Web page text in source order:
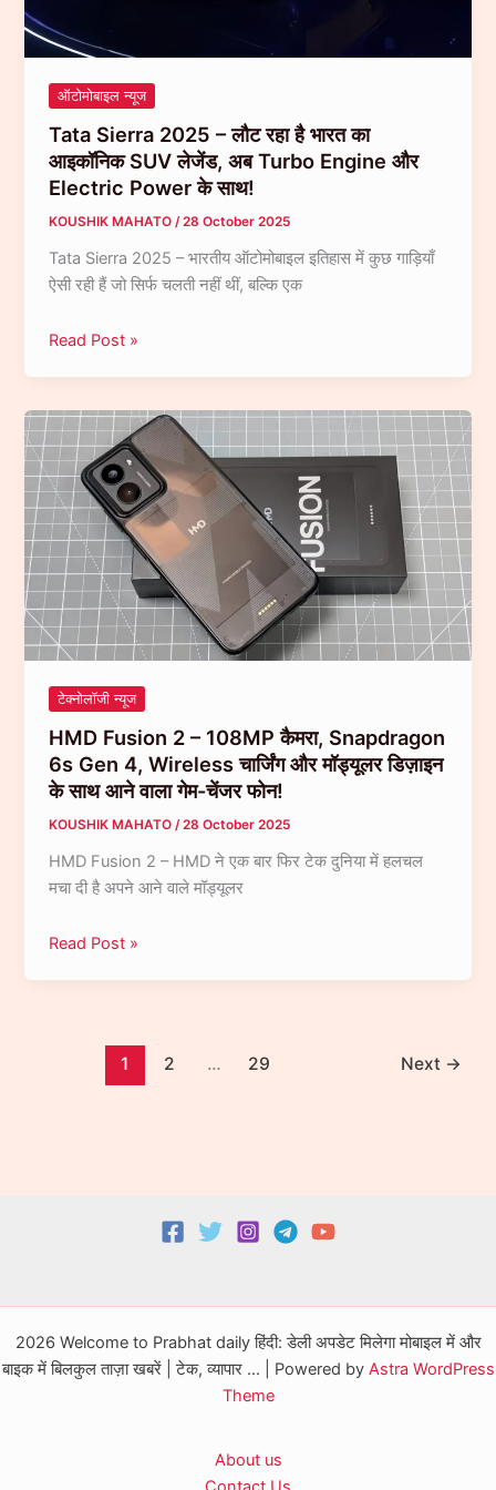
के
साथ
Entertainment
Lovers
के
लिए
बना
best…
ऑटोमोबाइल न्यूज
Tata Sierra 2025 – लौट रहा है भारत का
आइकॉनिक SUV लेजेंड, अब Turbo Engine और
Electric Power के साथ!
KOUSHIK MAHATO/28 October 2025
Tata Sierra 2025 – भारतीय ऑटोमोबाइल इतिहास में कुछ गाड़ियाँ
ऐसी रही हैं जो सिर्फ चलती नहीं थीं, बल्कि एक
Tata
–
लौट
रहा
है
भारत
का
आइकॉनिक
SUV
लेजेंड,
अब
Turbo
Engine
और
Electric
Power
के
Read Post »
टेक्नोलॉजी न्यूज
HMD Fusion 2 – 108MP कैमरा, Snapdragon
6s Gen 4, Wireless चार्जिंग और मॉड्यूलर डिज़ाइन
के साथ आने वाला गेम-चेंजर फोन!
KOUSHIK MAHATO/28 October 2025
HMD Fusion 2 – HMD ने एक बार फिर टेक दुनिया में हलचल
मचा दी है अपने आने वाले मॉड्यूलर
HMD
के
साथ
Read Post »
1 2 … 29 Next →
2026 Welcome to Prabhat daily हिंदी: डेली अपडेट मिलेगा मोबाइल में और
बाइक में बिलकुल ताज़ा खबरें | टेक, व्यापार ... | Powered by Astra WordPress
Theme
About us